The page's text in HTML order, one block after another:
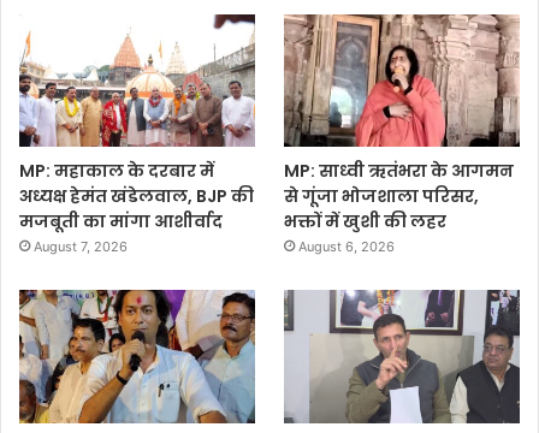
MP: महाकाल के दरबार में
अध्यक्ष हेमंत खंडेलवाल, BJP की
मजबूती का मांगा आशीर्वाद
August 7, 2026
MP: साध्वी ऋतंभरा के आगमन
से गूंजा भोजशाला परिसर,
भक्तों में खुशी की लहर
August 6, 2026